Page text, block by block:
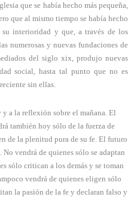
que se había hecho más pequeña,
que al mismo tiempo se había hecho
interioridad y que, a través de los
numerosas y nuevas fundaciones de
del siglo xix, produjo nuevas
social, hasta tal punto que no es
sin ellas.
a la reflexión sobre el mañana. El
también hoy sólo de la fuerza de
de la plenitud pura de su fe. El futuro
vendrá de quienes sólo se adaptan
sólo critican a los demás y se toman
vendrá de quienes eligen sólo
la pasión de la fe y declaran falso y